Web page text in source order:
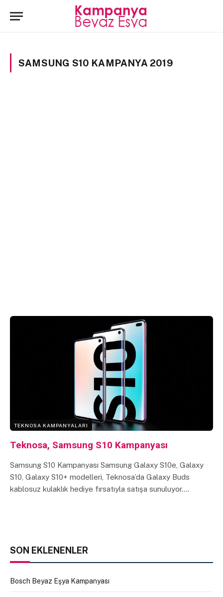
SAMSUNG S10 KAMPANYA 2019
TEKNOSA KAMPANYALARI
Teknosa, Samsung S10 Kampanyası
Samsung S10 Kampanyası Samsung Galaxy S10e, Galaxy
S10, Galaxy S10+ modelleri, Teknosa’da Galaxy Buds
kablosuz kulaklık hediye fırsatıyla satışa sunuluyor.…
SON EKLENENLER
Bosch Beyaz Eşya Kampanyası